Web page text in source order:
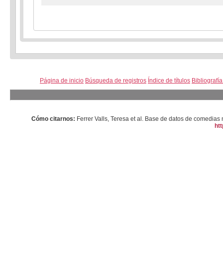
Página de inicio Búsqueda de registros Índice de títulos
Cómo citarnos: Ferrer Valls, Teresa et al. Base de datos de